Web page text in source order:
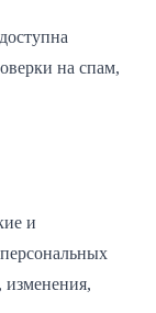
на спам,
и
изменения,